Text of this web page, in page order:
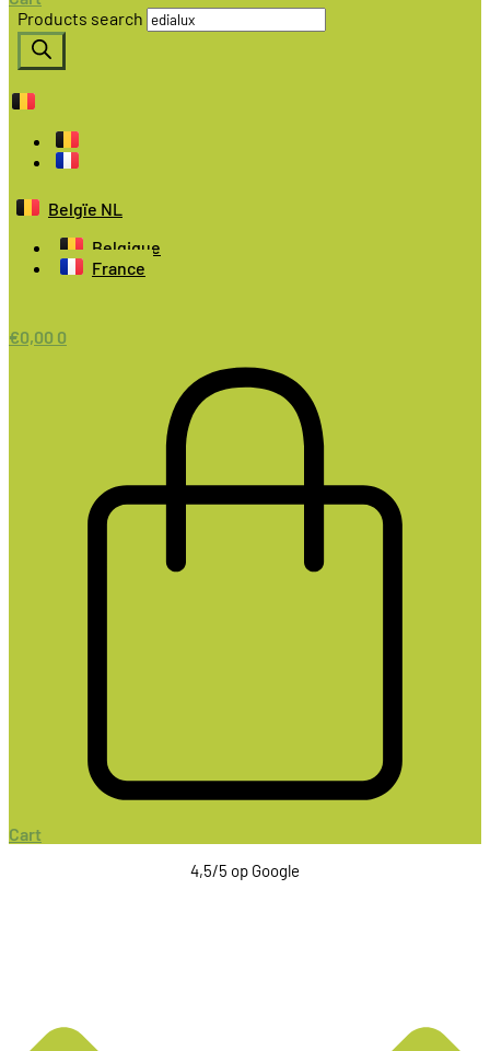
Products search
Belgïe NL
Belgique
France
€0,00 0
Cart
4,5/5 op Google